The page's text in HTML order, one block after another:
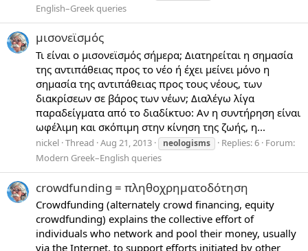
English–Greek queries
μισονεϊσμός
Τι είναι ο μισονεϊσμός σήμερα; Διατηρείται η σημασία
της αντιπάθειας προς το νέο ή έχει μείνει μόνο η
σημασία της αντιπάθειας προς τους νέους, των
διακρίσεων σε βάρος των νέων; Διαλέγω λίγα
παραδείγματα από το διαδίκτυο: Αν η συντήρηση είναι
ωφέλιμη και σκόπιμη στην κίνηση της ζωής, η...
nickel Thread Aug 21, 2013 neologisms Replies: 6 Forum:
Modern Greek–English queries
crowdfunding = πληθοχρηματοδότηση
Crowdfunding (alternately crowd financing, equity
crowdfunding) explains the collective effort of
individuals who network and pool their money, usually
via the Internet, to support efforts initiated by other